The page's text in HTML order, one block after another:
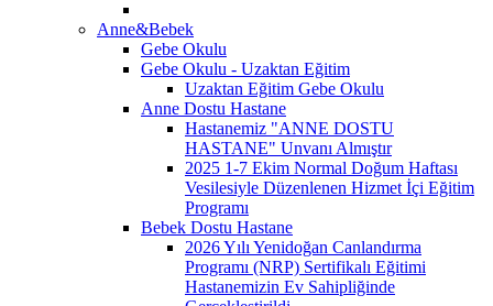
Anne&Bebek
Gebe Okulu
Gebe Okulu - Uzaktan Eğitim
Uzaktan Eğitim Gebe Okulu
Anne Dostu Hastane
Hastanemiz "ANNE DOSTU
HASTANE" Unvanı Almıştır
2025 1-7 Ekim Normal Doğum Haftası
Vesilesiyle Düzenlenen Hizmet İçi Eğitim
Programı
Bebek Dostu Hastane
2026 Yılı Yenidoğan Canlandırma
Programı (NRP) Sertifikalı Eğitimi
Hastanemizin Ev Sahipliğinde